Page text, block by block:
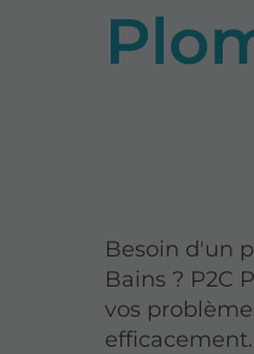
Besoin d'un
Bains ? P2C
vos
efficacement.